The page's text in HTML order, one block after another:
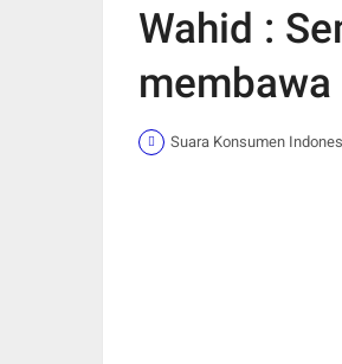
Wahid :
Suara Konsumen